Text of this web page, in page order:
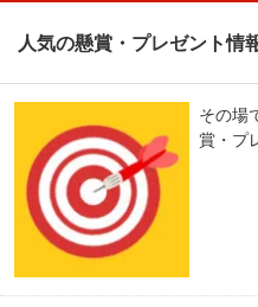
人気の懸賞・プレゼント情
その場
賞・プ